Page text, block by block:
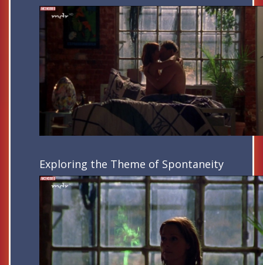
Exploring the Theme of Spontaneity